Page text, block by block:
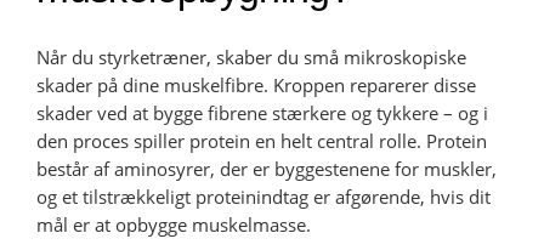
Når du styrketræner, skaber du små mikroskopiske
skader på dine muskelfibre. Kroppen reparerer disse
skader ved at bygge fibrene stærkere og tykkere – og i
den proces spiller protein en helt central rolle. Protein
består af aminosyrer, der er byggestenene for muskler,
og et tilstrækkeligt proteinindtag er afgørende, hvis dit
mål er at opbygge muskelmasse.